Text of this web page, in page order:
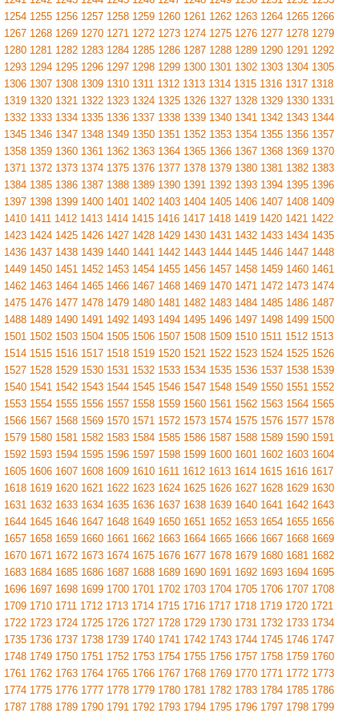
1254 1255 1256 1257 1258 1259 1260 1261 1262 1263 1264 1265 1266
1267 1268 1269 1270 1271 1272 1273 1274 1275 1276 1277 1278 1279
1280 1281 1282 1283 1284 1285 1286 1287 1288 1289 1290 1291 1292
1293 1294 1295 1296 1297 1298 1299 1300 1301 1302 1303 1304 1305
1306 1307 1308 1309 1310 1311 1312 1313 1314 1315 1316 1317 1318
1319 1320 1321 1322 1323 1324 1325 1326 1327 1328 1329 1330 1331
1332 1333 1334 1335 1336 1337 1338 1339 1340 1341 1342 1343 1344
1345 1346 1347 1348 1349 1350 1351 1352 1353 1354 1355 1356 1357
1358 1359 1360 1361 1362 1363 1364 1365 1366 1367 1368 1369 1370
1371 1372 1373 1374 1375 1376 1377 1378 1379 1380 1381 1382 1383
1384 1385 1386 1387 1388 1389 1390 1391 1392 1393 1394 1395 1396
1397 1398 1399 1400 1401 1402 1403 1404 1405 1406 1407 1408 1409
1410 1411 1412 1413 1414 1415 1416 1417 1418 1419 1420 1421 1422
1423 1424 1425 1426 1427 1428 1429 1430 1431 1432 1433 1434 1435
1436 1437 1438 1439 1440 1441 1442 1443 1444 1445 1446 1447 1448
1449 1450 1451 1452 1453 1454 1455 1456 1457 1458 1459 1460 1461
1462 1463 1464 1465 1466 1467 1468 1469 1470 1471 1472 1473 1474
1475 1476 1477 1478 1479 1480 1481 1482 1483 1484 1485 1486 1487
1488 1489 1490 1491 1492 1493 1494 1495 1496 1497 1498 1499 1500
1501 1502 1503 1504 1505 1506 1507 1508 1509 1510 1511 1512 1513
1514 1515 1516 1517 1518 1519 1520 1521 1522 1523 1524 1525 1526
1527 1528 1529 1530 1531 1532 1533 1534 1535 1536 1537 1538 1539
1540 1541 1542 1543 1544 1545 1546 1547 1548 1549 1550 1551 1552
1553 1554 1555 1556 1557 1558 1559 1560 1561 1562 1563 1564 1565
1566 1567 1568 1569 1570 1571 1572 1573 1574 1575 1576 1577 1578
1579 1580 1581 1582 1583 1584 1585 1586 1587 1588 1589 1590 1591
1592 1593 1594 1595 1596 1597 1598 1599 1600 1601 1602 1603 1604
1605 1606 1607 1608 1609 1610 1611 1612 1613 1614 1615 1616 1617
1618 1619 1620 1621 1622 1623 1624 1625 1626 1627 1628 1629 1630
1631 1632 1633 1634 1635 1636 1637 1638 1639 1640 1641 1642 1643
1644 1645 1646 1647 1648 1649 1650 1651 1652 1653 1654 1655 1656
1657 1658 1659 1660 1661 1662 1663 1664 1665 1666 1667 1668 1669
1670 1671 1672 1673 1674 1675 1676 1677 1678 1679 1680 1681 1682
1683 1684 1685 1686 1687 1688 1689 1690 1691 1692 1693 1694 1695
1696 1697 1698 1699 1700 1701 1702 1703 1704 1705 1706 1707 1708
1709 1710 1711 1712 1713 1714 1715 1716 1717 1718 1719 1720 1721
1722 1723 1724 1725 1726 1727 1728 1729 1730 1731 1732 1733 1734
1735 1736 1737 1738 1739 1740 1741 1742 1743 1744 1745 1746 1747
1748 1749 1750 1751 1752 1753 1754 1755 1756 1757 1758 1759 1760
1761 1762 1763 1764 1765 1766 1767 1768 1769 1770 1771 1772 1773
1774 1775 1776 1777 1778 1779 1780 1781 1782 1783 1784 1785 1786
1787 1788 1789 1790 1791 1792 1793 1794 1795 1796 1797 1798 1799